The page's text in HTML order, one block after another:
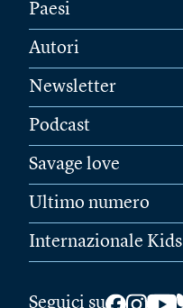
Paesi
Autori
Newsletter
Podcast
Savage love
Ultimo numero
Internazionale Kids
Seguici su